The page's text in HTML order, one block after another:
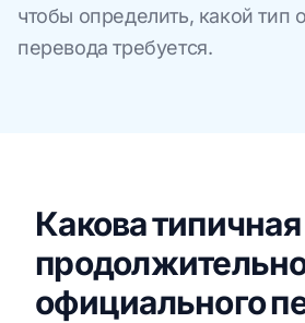
чтобы определить, какой тип
перевода требуется.
Какова типичная
официального